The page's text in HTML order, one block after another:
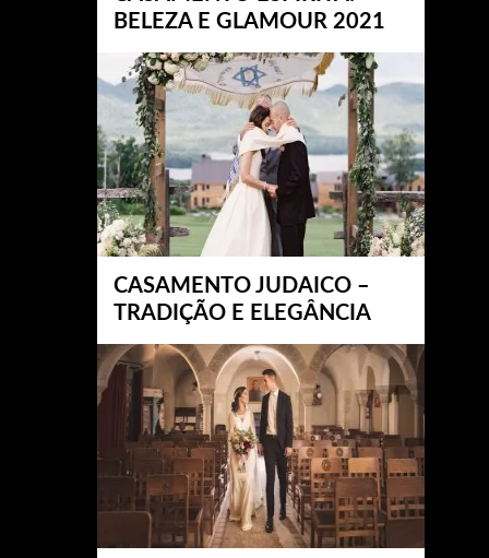
BELEZA E GLAMOUR 2021
CASAMENTO JUDAICO –
TRADIÇÃO E ELEGÂNCIA